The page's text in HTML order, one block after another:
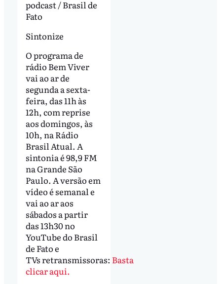
podcast / Brasil de
Fato
Sintonize
O programa de
rádio Bem Viver
vai ao ar de
segunda a sexta-
feira, das 11h às
12h, com reprise
aos domingos, às
10h, na Rádio
Brasil Atual. A
sintonia é 98,9 FM
na Grande São
Paulo. A versão em
vídeo é semanal e
vai ao ar aos
sábados a partir
das 13h30 no
YouTube do Brasil
de Fato e
TVs retransmissoras: Basta
clicar aqui.